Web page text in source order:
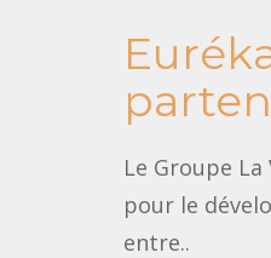
Le Groupe
pour le
entre..